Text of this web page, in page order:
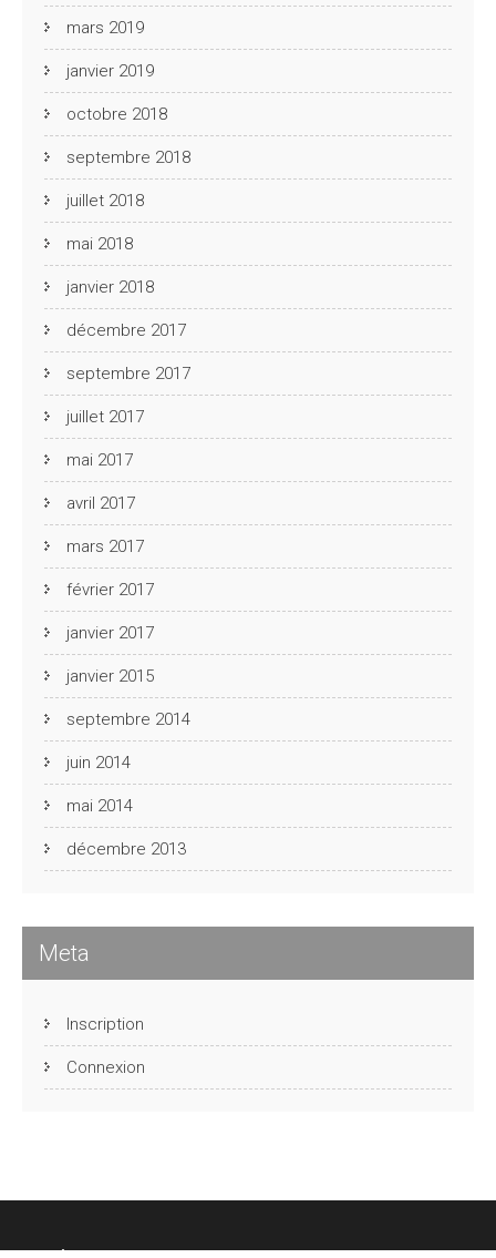
mars 2019
janvier 2019
octobre 2018
septembre 2018
juillet 2018
mai 2018
janvier 2018
décembre 2017
septembre 2017
juillet 2017
mai 2017
avril 2017
mars 2017
février 2017
janvier 2017
janvier 2015
septembre 2014
juin 2014
mai 2014
décembre 2013
Meta
Inscription
Connexion